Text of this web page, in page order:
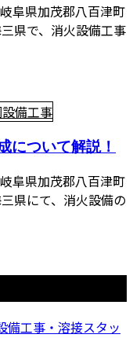
阜県加茂郡八百津町
県で、消火設備工事
備工事
について解説！
阜県加茂郡八百津町
県にて、消火設備の
備工事・溶接スタッ